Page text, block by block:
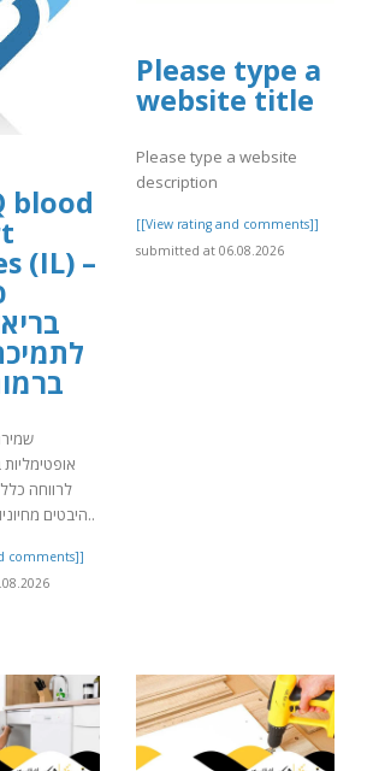
blood
(IL) –
לרווחה
היבטים מחיוניות יומיומית ועד ב..
comments]]
Please type a
website title
Please type a website
description
[[View rating and comments]]
submitted at 06.08.2026